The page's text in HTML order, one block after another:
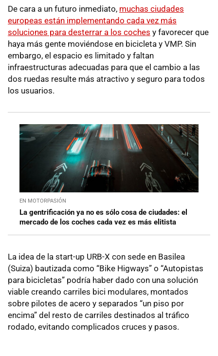
De cara a un futuro inmediato, muchas ciudades
europeas están implementando cada vez más
soluciones para desterrar a los coches y favorecer que
haya más gente moviéndose en bicicleta y VMP. Sin
embargo, el espacio es limitado y faltan
infraestructuras adecuadas para que el cambio a las
dos ruedas resulte más atractivo y seguro para todos
los usuarios.
EN MOTORPASIÓN
La gentrificación ya no es sólo cosa de ciudades: el
mercado de los coches cada vez es más elitista
La idea de la start-up URB-X con sede en Basilea
(Suiza) bautizada como “Bike Higways” o “Autopistas
para bicicletas” podría haber dado con una solución
viable creando carriles bici modulares, montados
sobre pilotes de acero y separados “un piso por
encima” del resto de carriles destinados al tráfico
rodado, evitando complicados cruces y pasos.